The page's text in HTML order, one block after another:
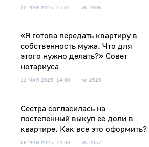
22 МАЯ 2025, 15:31 2606
«Я готова передать квартиру в
собственность мужа. Что для
этого нужно делать?» Совет
нотариуса
11 МАЯ 2025, 14:00 2520
Сестра согласилась на
постепенный выкуп ее доли в
квартире. Как все это оформить?
09 МАЯ 2025, 14:00 2057